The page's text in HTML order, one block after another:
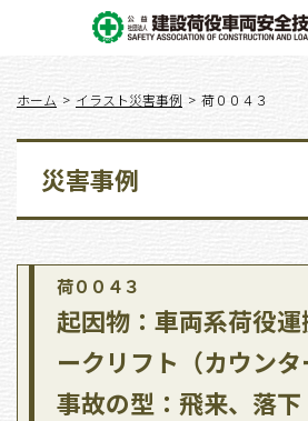
ホーム イラスト災害事例 荷００４３
災害事例
荷００４３
起因物：車両系荷役
ークリフト（カウンタ
事故の型：飛来、落下